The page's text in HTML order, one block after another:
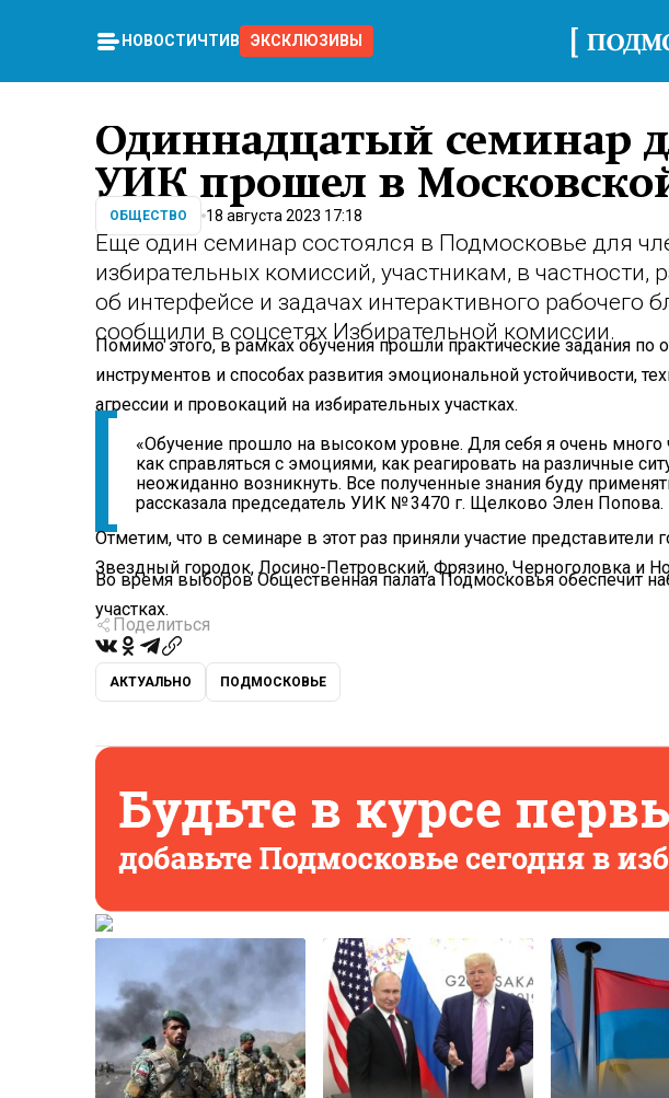
НОВОСТИ ЧТИВО ЭКСКЛЮЗИВЫ
Одиннадцатый семинар
УИК прошел в
ОБЩЕСТВО 18 августа 2023 17:18
Еще один семинар состоялся в Подмосковье для
избирательных комиссий, участникам, в частности,
об интерфейсе и задачах интерактивного рабочего
сообщили в соцсетях Избирательной комиссии.
Помимо этого, в рамках обучения прошли практические задания по
инструментов и способах развития эмоциональной устойчивости,
агрессии и провокаций на избирательных участках.
«Обучение прошло на высоком уровне. Для себя я очень много
как справляться с эмоциями, как реагировать на различные
неожиданно возникнуть. Все полученные знания буду
рассказала председатель УИК № 3470 г. Щелково Элен Попова.
Отметим, что в семинаре в этот раз приняли участие представители
Звездный городок, Лосино-Петровский, Фрязино, Черноголовка и
Во время выборов Общественная палата Подмосковья обеспечит
участках.
Поделиться
АКТУАЛЬНО ПОДМОСКОВЬЕ